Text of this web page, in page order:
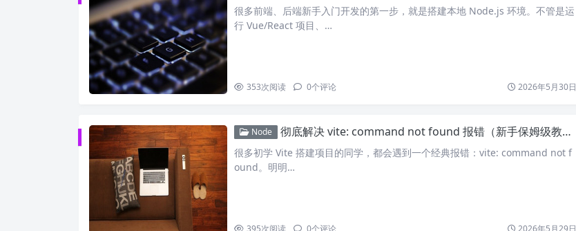
很多前端、后端新手入门开发的第一步，就是搭建本地 Node.js 环境。不管是运
行 Vue/React 项目、…
353次阅读 0个评论 2026年5月30日
Node 彻底解决 vite: command not found 报错（新手保姆级教程）
很多初学 Vite 搭建项目的同学，都会遇到一个经典报错：vite: command not f
ound。明明…
395次阅读 0个评论 2026年5月29日